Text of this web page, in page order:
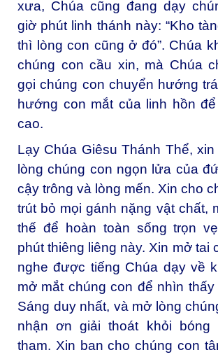
xưa, Chúa cũng đang dạy
giờ phút linh thánh này: “Kho
thì lòng con cũng ở đó”. Chúa
chúng con cầu xin, mà Chúa
gọi chúng con chuyển hướng
hướng con mắt của linh hồn
cao.
Lạy Chúa Giêsu Thánh Thể,
lòng chúng con ngọn lửa của
cậy trông và lòng mến. Xin cho
trút bỏ mọi gánh nặng vật chất,
thế để hoàn toàn sống trọn
phút thiêng liêng này. Xin mở tai
nghe được tiếng Chúa dạy về
mở mắt chúng con để nhìn
Sáng duy nhất, và mở lòng
nhận ơn giải thoát khỏi bóng
tham. Xin ban cho chúng con